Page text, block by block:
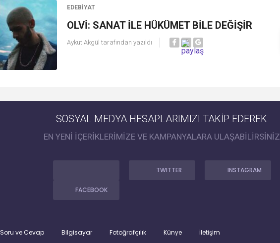
EDEBIYAT
OLVİ: SANAT İLE HÜKÜMET BİLE DEĞİŞİR
Aykut Akgül tarafından yazıldı
SOSYAL MEDYA HESAPLARIMIZI TAKİP EDEREK
EN YENİ İÇERİKLERİMİZE VE KAMPANYALARA ULAŞABİLİRSİNİZ
FACEBOOK
TWITTER INSTAGRAM
Soru ve Cevap Bilgisayar Fotoğrafçılık Künye İletişim